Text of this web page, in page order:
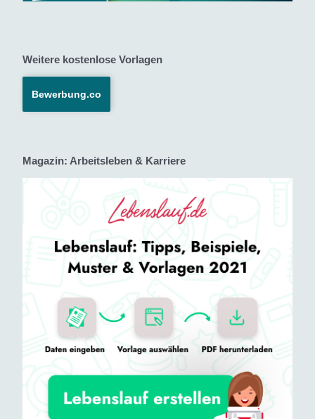
Weitere kostenlose Vorlagen
Bewerbung.co
Magazin: Arbeitsleben & Karriere